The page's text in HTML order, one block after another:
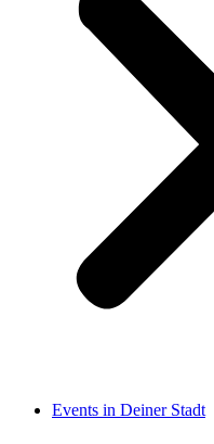
Events in Deiner Stadt